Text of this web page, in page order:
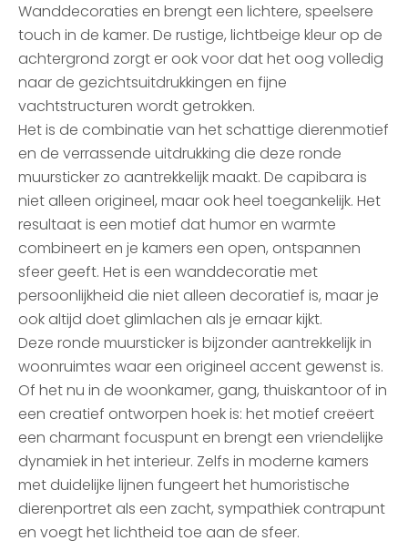
Wanddecoraties en brengt een lichtere, speelsere
touch in de kamer. De rustige, lichtbeige kleur op de
achtergrond zorgt er ook voor dat het oog volledig
naar de gezichtsuitdrukkingen en fijne
vachtstructuren wordt getrokken.
Het is de combinatie van het schattige dierenmotief
en de verrassende uitdrukking die deze ronde
muursticker zo aantrekkelijk maakt. De capibara is
niet alleen origineel, maar ook heel toegankelijk. Het
resultaat is een motief dat humor en warmte
combineert en je kamers een open, ontspannen
sfeer geeft. Het is een wanddecoratie met
persoonlijkheid die niet alleen decoratief is, maar je
ook altijd doet glimlachen als je ernaar kijkt.
Deze ronde muursticker is bijzonder aantrekkelijk in
woonruimtes waar een origineel accent gewenst is.
Of het nu in de woonkamer, gang, thuiskantoor of in
een creatief ontworpen hoek is: het motief creëert
een charmant focuspunt en brengt een vriendelijke
dynamiek in het interieur. Zelfs in moderne kamers
met duidelijke lijnen fungeert het humoristische
dierenportret als een zacht, sympathiek contrapunt
en voegt het lichtheid toe aan de sfeer.